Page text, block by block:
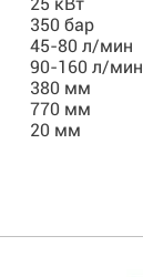
350 бар
45-80 л/мин
90-160 л/мин
380 мм
770 мм
20 мм